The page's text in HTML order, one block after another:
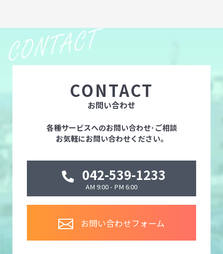
CONTACT
お問い合わせ
各種サービスへのお問い合わせ･ご相談
お気軽にお問い合わせください。
042-539-1233
AM 9:00 - PM 6:00
お問い合わせフォーム